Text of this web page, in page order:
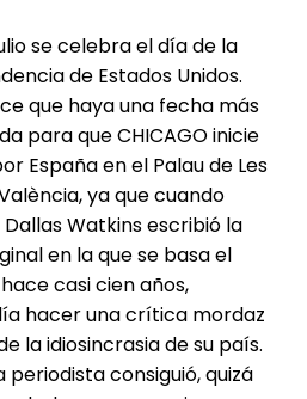
se celebra el día de la
de Estados Unidos.
que haya una fecha más
para que CHICAGO inicie
España en el Palau de Les
ya que cuando
Dallas Watkins escribió la
en la que se basa el
casi cien años,
hacer una crítica mordaz
la idiosincrasia de su país.
periodista consiguió, quizá